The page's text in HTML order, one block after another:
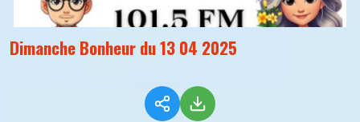
Dimanche Bonheur du 13 04 2025